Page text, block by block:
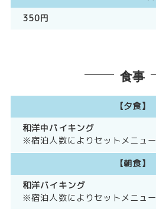
350円
食事
【夕食】
和洋中バイキング
※宿泊人数によりセットメニュー
【朝食】
和洋バイキング
※宿泊人数によりセットメニュー